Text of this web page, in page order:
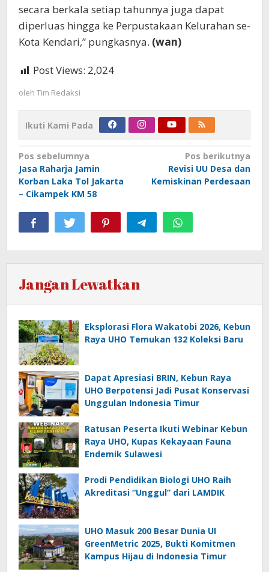
secara berkala setiap tahunnya juga dapat
diperluas hingga ke Perpustakaan Kelurahan se-
Kota Kendari,” pungkasnya. (wan)
Post Views: 2,024
oleh Tim Redaksi
Ikuti Kami Pada
Navigasi
pos
Pos sebelumnya
Jasa Raharja Jamin
Korban Laka Tol Jakarta
– Cikampek KM 58
Pos berikutnya
Revisi UU Desa dan
Kemiskinan Perdesaan
Jangan Lewatkan
Eksplorasi Flora Wakatobi 2026, Kebun
Raya UHO Temukan 132 Koleksi Baru
Dapat Apresiasi BRIN, Kebun Raya
UHO Berpotensi Jadi Pusat Konservasi
Unggulan Indonesia Timur
Ratusan Peserta Ikuti Webinar Kebun
Raya UHO, Kupas Kekayaan Fauna
Endemik Sulawesi
Prodi Pendidikan Biologi UHO Raih
Akreditasi “Unggul” dari LAMDIK
UHO Masuk 200 Besar Dunia UI
GreenMetric 2025, Bukti Komitmen
Kampus Hijau di Indonesia Timur